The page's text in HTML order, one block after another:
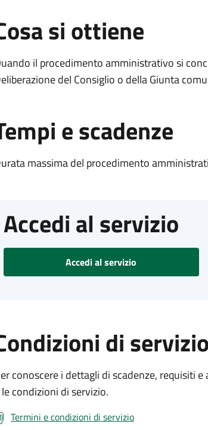
si ottiene
il procedimento amministrativo si
del Consiglio o della Giunta
e scadenze
massima del procedimento
Accedi al servizio
Accedi al servizio
di servizio
conoscere i dettagli di scadenze, requisiti
le condizioni di servizio.
Termini e condizioni di servizio